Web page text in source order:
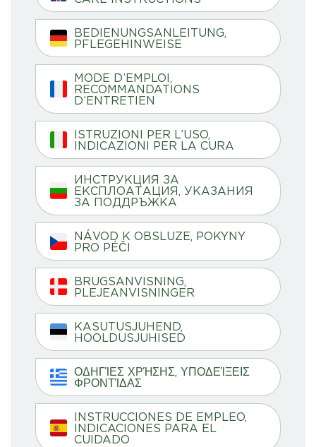
BEDIENUNGSANLEITUNG,
PFLEGEHINWEISE
MODE D’EMPLOI,
RECOMMANDATIONS
D’ENTRETIEN
ISTRUZIONI PER L’USO,
INDICAZIONI PER LA CURA
ИНСТРУКЦИЯ ЗА
ЕКСПЛОАТАЦИЯ, УКАЗАНИЯ
ЗА ПОДДРЪЖКА
NÁVOD K OBSLUZE, POKYNY
PRO PÉČI
BRUGSANVISNING,
PLEJEANVISNINGER
KASUTUSJUHEND,
HOOLDUSJUHISED
ΟΔΗΓΊΕΣ ΧΡΉΣΗΣ, ΥΠΟΔΕΊΞΕΙΣ
ΦΡΟΝΤΊΔΑΣ
INSTRUCCIONES DE EMPLEO,
INDICACIONES PARA EL
CUIDADO